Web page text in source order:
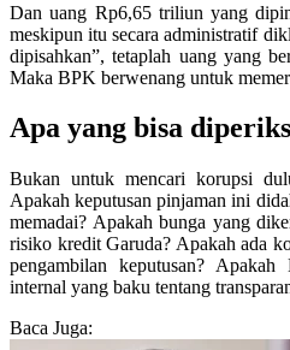
Dan uang Rp6,65 triliun yang
meskipun itu secara administratif
dipisahkan”, tetaplah uang yang
Maka BPK berwenang untuk
Apa yang bisa
Bukan untuk mencari korupsi
Apakah keputusan pinjaman ini
memadai? Apakah bunga yang
risiko kredit Garuda? Apakah ada
pengambilan keputusan?
internal yang baku tentang
Baca Juga: